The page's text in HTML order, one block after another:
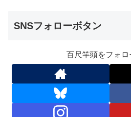
SNSフォローボタン
百尺竿頭をフォロ